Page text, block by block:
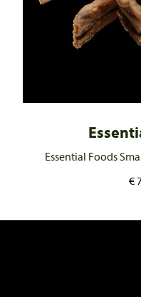
Essential Foods
€